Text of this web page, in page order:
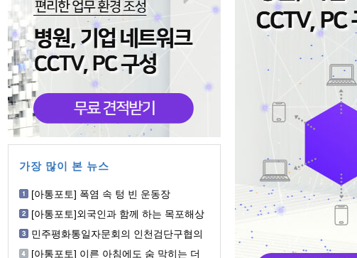
가장 많이 본 뉴스
[아통포토] 폭염 속 텅 빈 운동장
[아통포토]외국인과 함께 하는 목포해상
민주평화통일자문회의 인천검단구협의
[아통포토] 이른 아침에도 숨 막히는 더